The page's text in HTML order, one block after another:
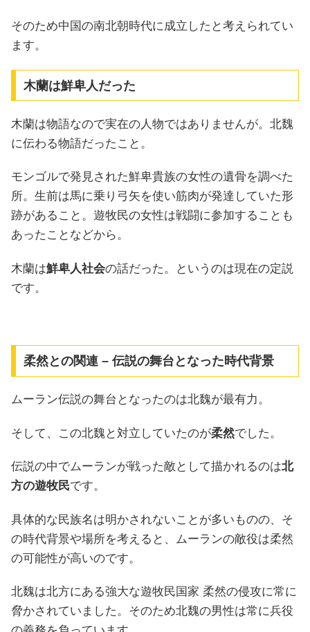
そのため中国の南北朝時代に成立したと考えられてい
ます。
木蘭は鮮卑人だった
木蘭は物語なので実在の人物ではありませんが。北魏
に伝わる物語だったこと。
モンゴルで発見された鮮卑貴族の女性の遺骨を調べた
所。生前は馬に乗り弓矢を使い筋肉が発達していた形
跡があること。遊牧民の女性は戦闘に参加することも
あったことなどから。
木蘭は鮮卑人社会の話だった。というのは現在の定説
です。
柔然との関連 – 伝説の舞台となった時代背景
ムーラン伝説の舞台となったのは北魏が最有力。
そして、この北魏と対立していたのが柔然でした。
伝説の中でムーランが戦った敵として描かれるのは北
方の遊牧民です。
具体的な民族名は明かされないことが多いものの、そ
の時代背景や場所を考えると、ムーランの敵役は柔然
の可能性が高いのです。
北魏は北方にある強大な遊牧民国家 柔然の侵攻に常に
脅かされていました。そのため北魏の男性は常に兵役